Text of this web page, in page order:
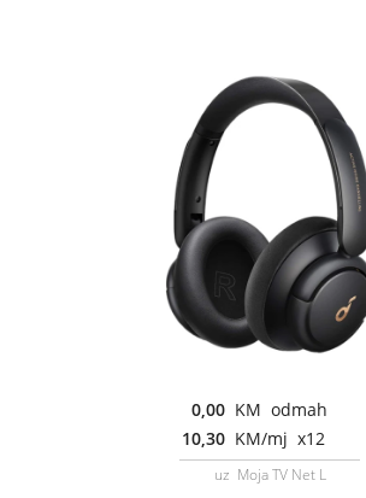
0,00 KM odmah
10,30 KM/mj x12
uz Moja TV Net L